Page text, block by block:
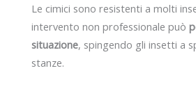
Le cimici sono resistenti a molti
intervento non professionale può
situazione, spingendo gli insetti a
stanze.